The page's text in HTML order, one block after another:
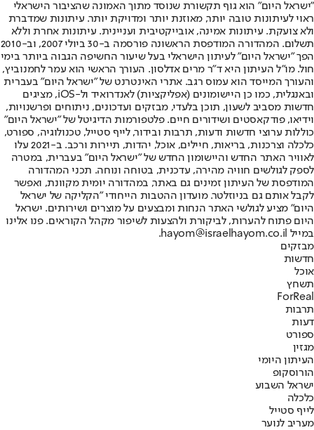
"ישראל היום" הוא גוף תקשורת שנוסד מתוך האמונה שהציבור הישראלי
ראוי לעיתונות טובה יותר, מאוזנת יותר ומדויקת יותר. עיתונות שמדברת
ולא צועקת. עיתונות אמינה, אובייקטיבית ועניינית. עיתונות אחרת וללא
תשלום. המהדורה המודפסת הראשונה פורסמה ב-30 ביולי 2007, וב-2010
הפך "ישראל היום" לעיתון הישראלי בעל שיעור החשיפה הגבוה ביותר בימי
חול. מו"ל העיתון היא ד"ר מרים אדלסון. העורך הראשי הוא עמר לחמנוביץ,
והעורך המייסד הוא עמוס רגב. אתרי האינטרנט של "ישראל היום" בעברית
ובאנגלית, כמו כן היישומונים (אפליקציות) לאנדרואיד ול-iOS, מציגים
חדשות מסביב לשעון, תוכן בלעדי, מבזקים ועדכונים, ניתוחים ופרשנויות,
וידיאו, פודקאסטים ושידורים חיים. פלטפורמות הדיגיטל של "ישראל היום"
כוללות ערוצי חדשות ודעות, תרבות ובידור, לייף סטייל, טכנולוגיה, ספורט,
כלכלה וצרכנות, בריאות, חיילים, אוכל, יהדות, תיירות ורכב. ב-2021 עלו
לאוויר האתר החדש והיישומון החדש של "ישראל היום" בעברית, במטרה
לספק לגולשים חוויה מהירה, עדכנית, בטוחה ונוחה. תכני המהדורה
המודפסת של העיתון זמינים גם באתר, במהדורה יומית מקוונת, ואפשר
לקבל אותם גם בניוזלטר. מועדון ההטבות הייחודי "הקליקה של ישראל
היום" מציע לגולשי האתר הנחות ומבצעים על מוצרים ושירותים. ישראל
היום פתוח להערות, לביקורת ולהצעות לשיפור מקהל הקוראים. פנו אלינו
במייל hayom@israelhayom.co.il.
מבזקים
חדשות
אוכל
תשחץ
ForReal
תרבות
דעות
ספורט
מגזין
העיתון היומי
הורוסקופ
ישראל השבוע
כלכלה
לייף סטייל
מעריב לנוער